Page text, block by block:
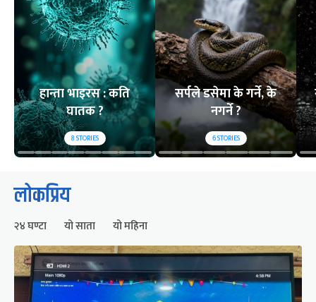
हान्ता भाइरस : कति
घातक ?
8STORIES
सर्पले डसेमा के गर्ने, के
नगर्ने ?
6STORIES
लोकप्रिय
२४ घण्टा यो साता यो महिना